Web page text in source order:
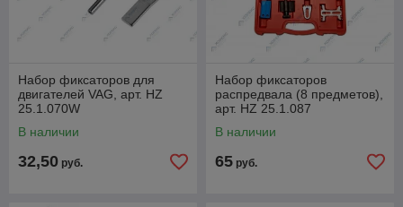
Набор фиксаторов для
двигателей VAG, арт. HZ
25.1.070W
В наличии
32,50 руб.
Набор фиксаторов
распредвала (8 предметов),
арт. HZ 25.1.087
В наличии
65 руб.